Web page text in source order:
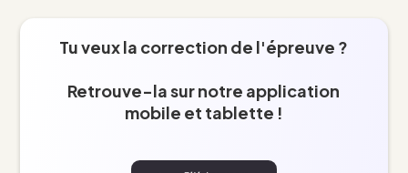
Tu veux la correction de l'épreuve ?
Retrouve-la sur notre application
mobile et tablette !